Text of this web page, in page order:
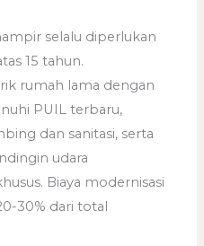
selalu diperlukan
15 tahun.
rumah lama dengan
PUIL terbaru,
dan sanitasi, serta
udara
Biaya modernisasi
30% dari total